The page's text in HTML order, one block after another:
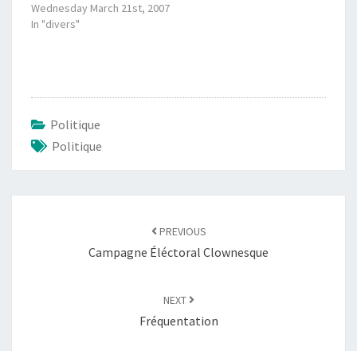
Wednesday March 21st, 2007
In "divers"
Politique
Politique
PREVIOUS
Campagne Éléctoral Clownesque
NEXT
Fréquentation